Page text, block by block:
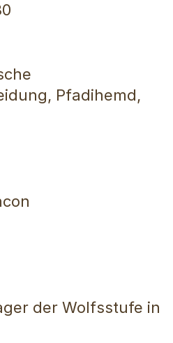
Pfadihemd,
der Wolfsstufe in